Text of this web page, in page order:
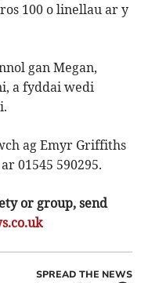
100 o linellau ar y
gan Megan,
a fyddai wedi
ag Emyr Griffiths
01545 590295.
or group, send
SPREAD THE NEWS